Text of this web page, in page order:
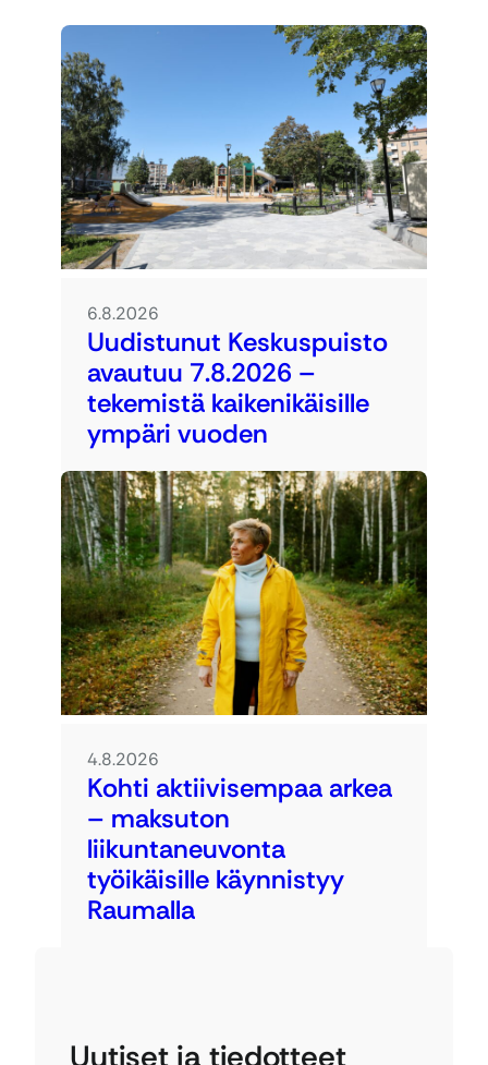
6.8.2026
Uudistunut Keskuspuisto
avautuu 7.8.2026 –
tekemistä kaikenikäisille
ympäri vuoden
4.8.2026
Kohti aktiivisempaa arkea
– maksuton
liikuntaneuvonta
työikäisille käynnistyy
Raumalla